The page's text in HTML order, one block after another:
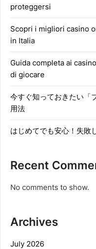
proteggersi
Scopri i migliori casino
in Italia
Guida completa ai
di giocare
今すぐ知っておきたい「
用法
はじめてでも安心！失敗
Recent
No comments to show.
Archives
July 2026